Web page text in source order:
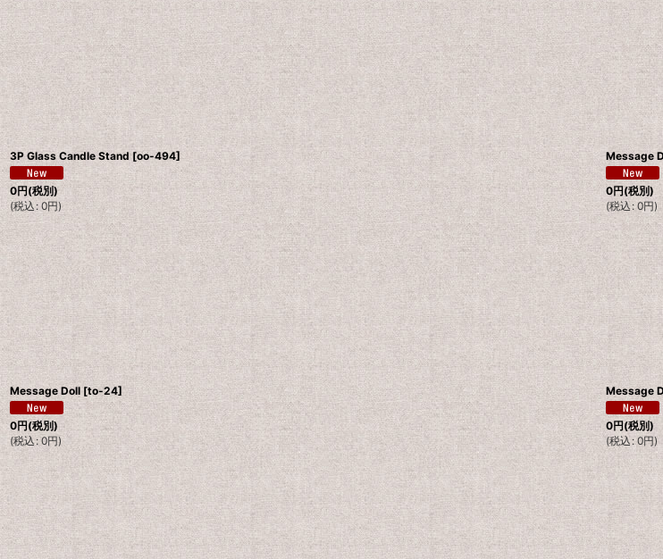
3P Glass Candle Stand [oo-494]
0円(税別)
(税込: 0円)
Message
0円(税別)
(税込 : 0円)
Message Doll [to-24]
0円(税別)
(税込: 0円)
Message
0円(税別)
(税込 : 0円)